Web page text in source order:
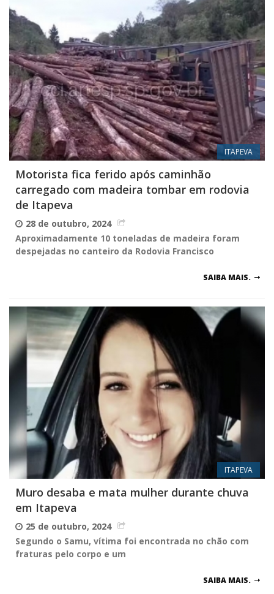
ITAPEVA
Motorista fica ferido após caminhão
carregado com madeira tombar em rodovia
de Itapeva
28 de outubro, 2024
Aproximadamente 10 toneladas de madeira foram
despejadas no canteiro da Rodovia Francisco
SAIBA MAIS.
ITAPEVA
Muro desaba e mata mulher durante chuva
em Itapeva
25 de outubro, 2024
Segundo o Samu, vítima foi encontrada no chão com
fraturas pelo corpo e um
SAIBA MAIS.